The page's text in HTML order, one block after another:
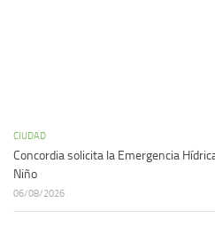
CIUDAD
Concordia solicita la Emergencia
Niño
06/08/2026